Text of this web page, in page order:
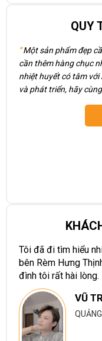
QUY
"Một sản phẩm đẹp
cần thêm hàng chục
nhiệt huyết có tâm
và phát triển, hãy
Tôi đã đi tìm hiểu
bên Rèm Hưng
đình tôi rất hài lòng.
VŨ